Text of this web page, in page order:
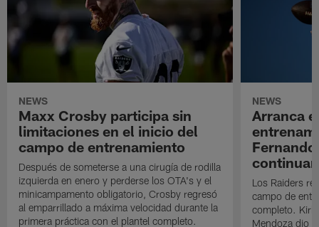
NEWS
Maxx Crosby participa sin
limitaciones en el inicio del
campo de entrenamiento
Después de someterse a una cirugía de rodilla
izquierda en enero y perderse los OTA's y el
minicampamento obligatorio, Crosby regresó
al emparrillado a máxima velocidad durante la
primera práctica con el plantel completo.
NEWS
Arranca
Los Raiders
campo de
completo. Kirk
Mendoza dio